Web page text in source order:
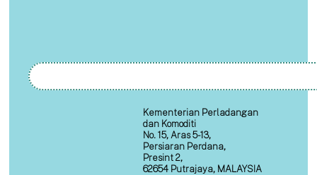
Kementerian Perladangan
dan Komoditi
No. 15, Aras 5-13,
Persiaran Perdana,
Presint 2,
62654 Putrajaya, MALAYSIA